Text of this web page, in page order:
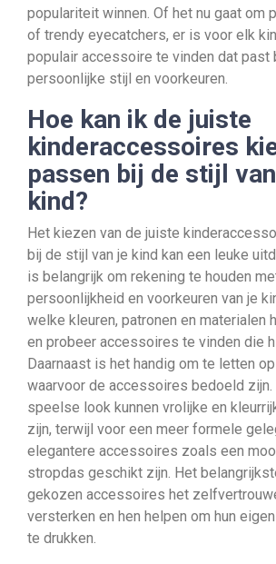
populariteit winnen. Of het nu gaat om
of trendy eyecatchers, er is voor elk
populair accessoire te vinden dat past
persoonlijke stijl en voorkeuren.
Hoe kan ik de juiste
kinderaccessoires
passen bij de stijl
kind?
Het kiezen van de juiste
bij de stijl van je kind kan een leuke
is belangrijk om rekening te houden
persoonlijkheid en voorkeuren van je
welke kleuren, patronen en materialen
en probeer accessoires te vinden die
Daarnaast is het handig om te letten
waarvoor de accessoires bedoeld zijn.
speelse look kunnen vrolijke en
zijn, terwijl voor een meer formele
elegantere accessoires zoals een
stropdas geschikt zijn. Het
gekozen accessoires het
versterken en hen helpen om hun
te drukken.